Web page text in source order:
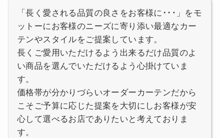
「長く愛される品質の良さをお客様に･･･」をモ
ットーにお客様のニーズに寄り添い最適なカー
テンやスタイルをご提案しています。
長くご愛用いただけるよう出来るだけ品質のよ
い商品を選んでいただけるよう心掛けていま
す。
価格帯が分かりづらいオーダーカーテンだから
こそご予算に応じた提案を大切にしお客様が安
心して選べるお店でありたいと考えておりま
す。